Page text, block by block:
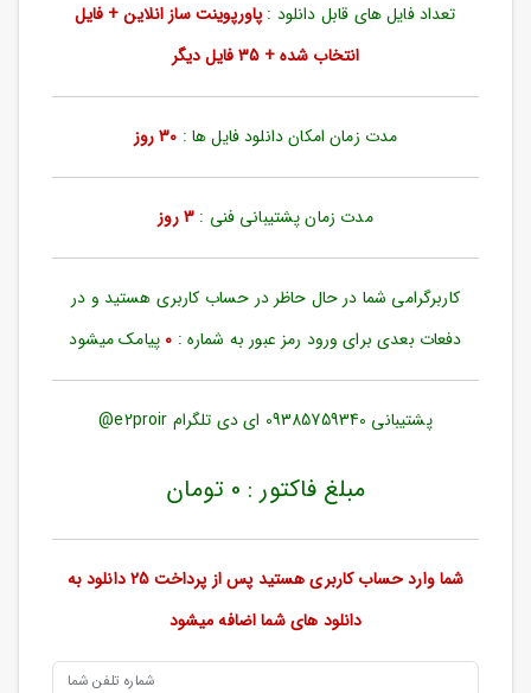
پاورپوینت
ساخت
کاربری
ورود
به
کاربری
ثبت
تعداد فایل های قابل دانلود : پاورپوینت ساز انلاین + فایل
انتخاب شده + 35 فایل دیگر
مدت زمان امکان دانلود فایل ها : 30 روز
مدت زمان پشتیبانی فنی : 3 روز
کاربرگرامی شما در حال حاظر در حساب کاربری هستید و در
دفعات بعدی برای ورود رمز عبور به شماره : 0 پیامک میشود
پشتیبانی 09385759340 ای دی تلگرام e2proir@
مبلغ فاکتور : 0 تومان
شما وارد حساب کاربری هستید پس از پرداخت 25 دانلود به
دانلود های شما اضافه میشود
شماره تلفن شما